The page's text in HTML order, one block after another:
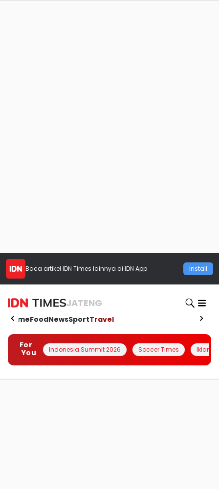
Baca artikel IDN Times lainnya di IDN App Install
JATENG
HomeFoodNewsSportTravel
For
You
Indonesia Summit 2026 Soccer Times Iklanin